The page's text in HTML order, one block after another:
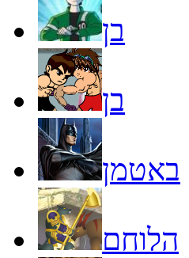
בן
בן
באטמן
הלוחם